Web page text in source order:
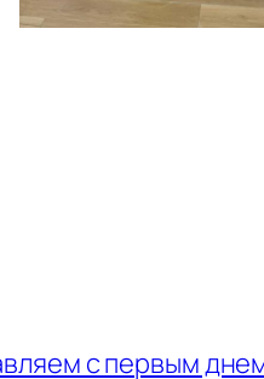
с первым